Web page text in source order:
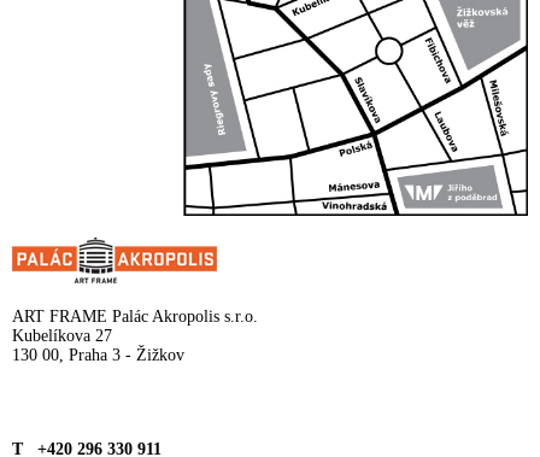
ART FRAME Palác Akropolis s.r.o.
Kubelíkova 27
130 00, Praha 3 - Žižkov
T +420 296 330 911